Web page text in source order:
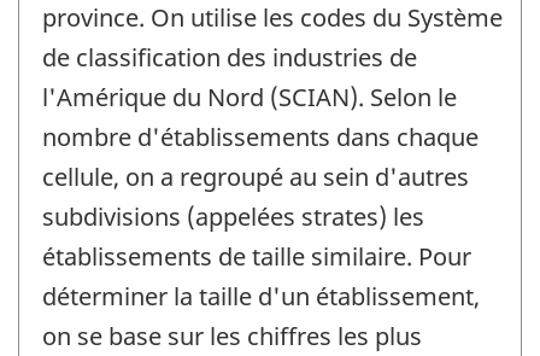
province. On utilise les codes du Système
de classification des industries de
l'Amérique du Nord (SCIAN). Selon le
nombre d'établissements dans chaque
cellule, on a regroupé au sein d'autres
subdivisions (appelées strates) les
établissements de taille similaire. Pour
déterminer la taille d'un établissement,
on se base sur les chiffres les plus